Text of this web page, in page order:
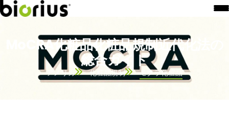
MoCRA化粧品化粧品規制近代化法の
総合ガイド
アメリカ 化粧品規制 モクラ化粧品